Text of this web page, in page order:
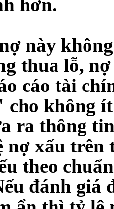
hơn.
này
thua lỗ,
cáo tài
cho không
ra thông
nợ xấu trên
theo
đánh giá